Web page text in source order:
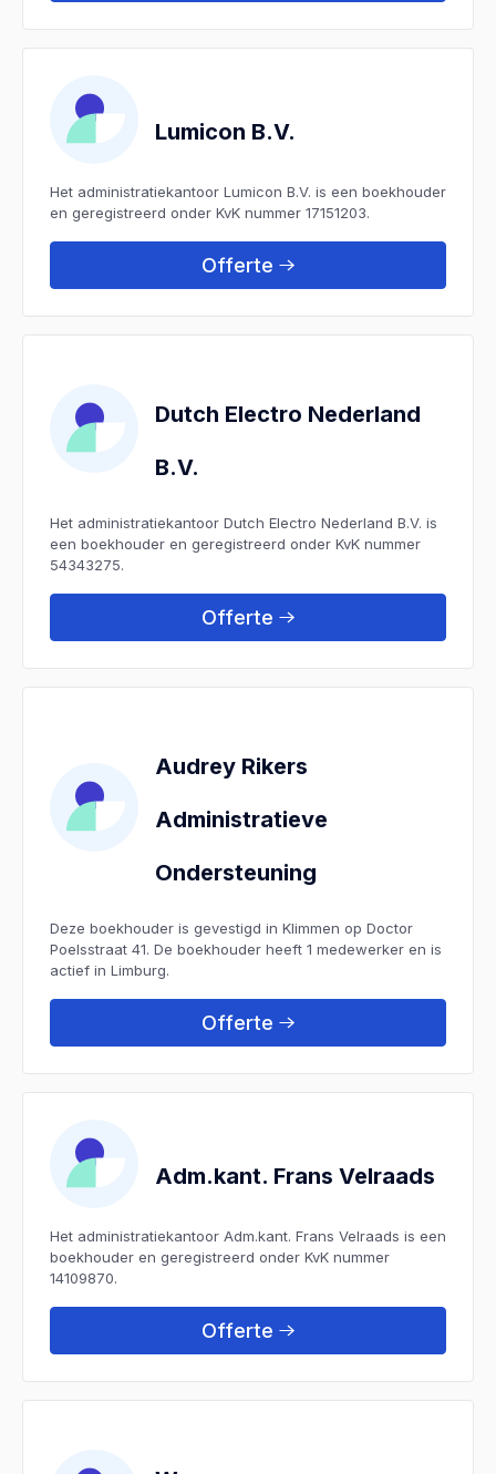
Lumicon B.V.
Het administratiekantoor Lumicon B.V. is een boekhouder
en geregistreerd onder KvK nummer 17151203.
Offerte
Dutch Electro Nederland
B.V.
Het administratiekantoor Dutch Electro Nederland B.V. is
een boekhouder en geregistreerd onder KvK nummer
54343275.
Offerte
Audrey Rikers
Administratieve
Ondersteuning
Deze boekhouder is gevestigd in Klimmen op Doctor
Poelsstraat 41. De boekhouder heeft 1 medewerker en is
actief in Limburg.
Offerte
Adm.kant. Frans Velraads
Het administratiekantoor Adm.kant. Frans Velraads is een
boekhouder en geregistreerd onder KvK nummer
14109870.
Offerte